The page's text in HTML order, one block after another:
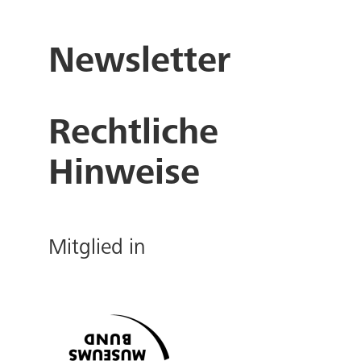
Newsletter
Rechtliche
Hinweise
Mitglied in